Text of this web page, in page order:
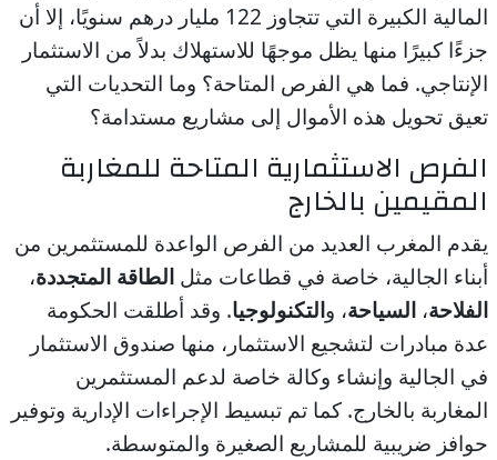
المالية الكبيرة التي تتجاوز 122 مليار درهم سنويًا، إلا أن
جزءًا كبيرًا منها يظل موجهًا للاستهلاك بدلاً من الاستثمار
الإنتاجي. فما هي الفرص المتاحة؟ وما التحديات التي
تعيق تحويل هذه الأموال إلى مشاريع مستدامة؟
الفرص الاستثمارية المتاحة للمغاربة
المقيمين بالخارج
يقدم المغرب العديد من الفرص الواعدة للمستثمرين من
أبناء الجالية، خاصة في قطاعات مثل الطاقة المتجددة،
الفلاحة، السياحة، والتكنولوجيا. وقد أطلقت الحكومة
عدة مبادرات لتشجيع الاستثمار، منها صندوق الاستثمار
في الجالية وإنشاء وكالة خاصة لدعم المستثمرين
المغاربة بالخارج. كما تم تبسيط الإجراءات الإدارية وتوفير
حوافز ضريبية للمشاريع الصغيرة والمتوسطة.